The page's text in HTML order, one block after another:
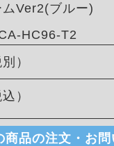
ムVer2(ブルー)
HC96-T2
）
）
商品の注文・お